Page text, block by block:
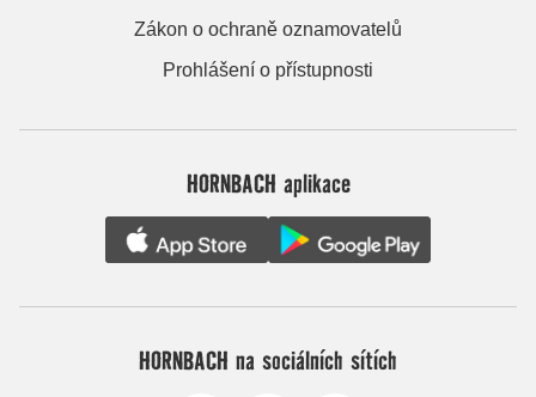
Zákon o ochraně oznamovatelů
Prohlášení o přístupnosti
HORNBACH aplikace
HORNBACH na sociálních sítích